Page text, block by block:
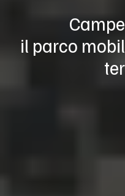
il parco